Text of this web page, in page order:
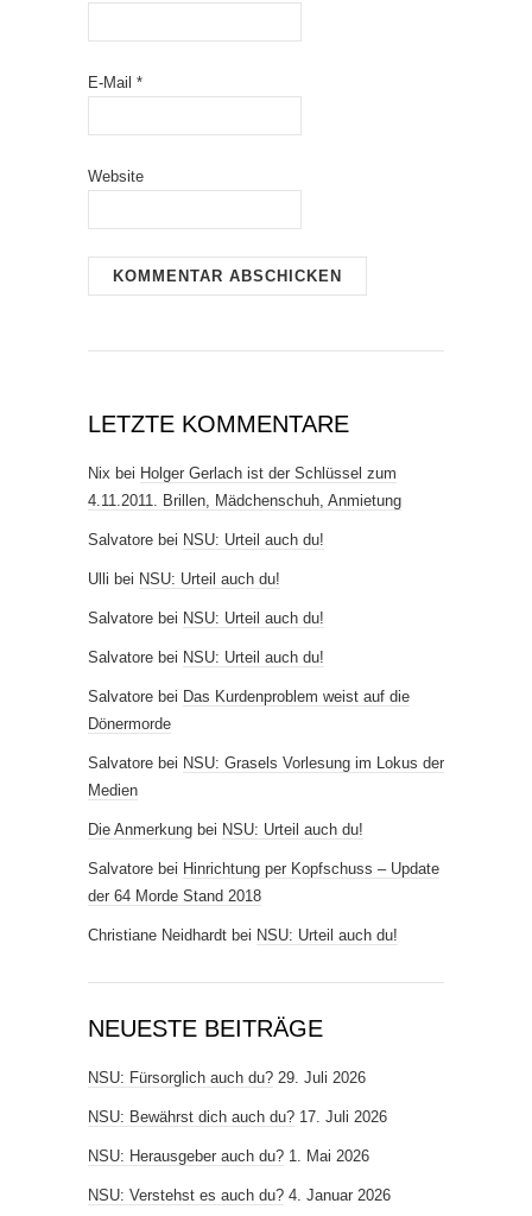
E-Mail *
Website
LETZTE KOMMENTARE
Nix bei Holger Gerlach ist der Schlüssel zum
4.11.2011. Brillen, Mädchenschuh, Anmietung
Salvatore bei NSU: Urteil auch du!
Ulli bei NSU: Urteil auch du!
Salvatore bei NSU: Urteil auch du!
Salvatore bei NSU: Urteil auch du!
Salvatore bei Das Kurdenproblem weist auf die
Dönermorde
Salvatore bei NSU: Grasels Vorlesung im Lokus der
Medien
Die Anmerkung bei NSU: Urteil auch du!
Salvatore bei Hinrichtung per Kopfschuss – Update
der 64 Morde Stand 2018
Christiane Neidhardt bei NSU: Urteil auch du!
NEUESTE BEITRÄGE
NSU: Fürsorglich auch du? 29. Juli 2026
NSU: Bewährst dich auch du? 17. Juli 2026
NSU: Herausgeber auch du? 1. Mai 2026
NSU: Verstehst es auch du? 4. Januar 2026